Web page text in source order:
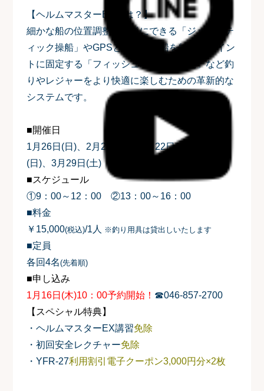
【ヘルムマスターEXとは？】
細かな船の位置調整が簡単にできる「ジョイステ
ィック操船」やGPSと連動し、船を特定のポイン
トに固定する「フィッシュポイント機能」など釣
りやレジャーをより快適に楽しむための革新的な
システムです。
■開催日
1月26日(日)、2月2日(日)、2月22日(土)、3月2日
(日)、3月29日(土)
■スケジュール
①9：00～12：00 ②13：00～16：00
■料金
￥15,000(税込)/1人 ※釣り用具は貸出しいたします
■定員
各回4名(先着順)
■申し込み
1月16日(木)10：00予約開始！ ☎046-857-2700
【スペシャル特典】
・ヘルムマスターEX講習免除
・初回安全レクチャー免除
・YFR-27利用割引電子クーポン3,000円分×2枚